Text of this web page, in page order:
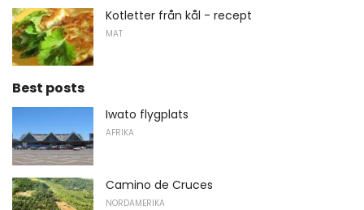
Kotletter från kål - recept
MAT
Best posts
Iwato flygplats
AFRIKA
Camino de Cruces
NORDAMERIKA